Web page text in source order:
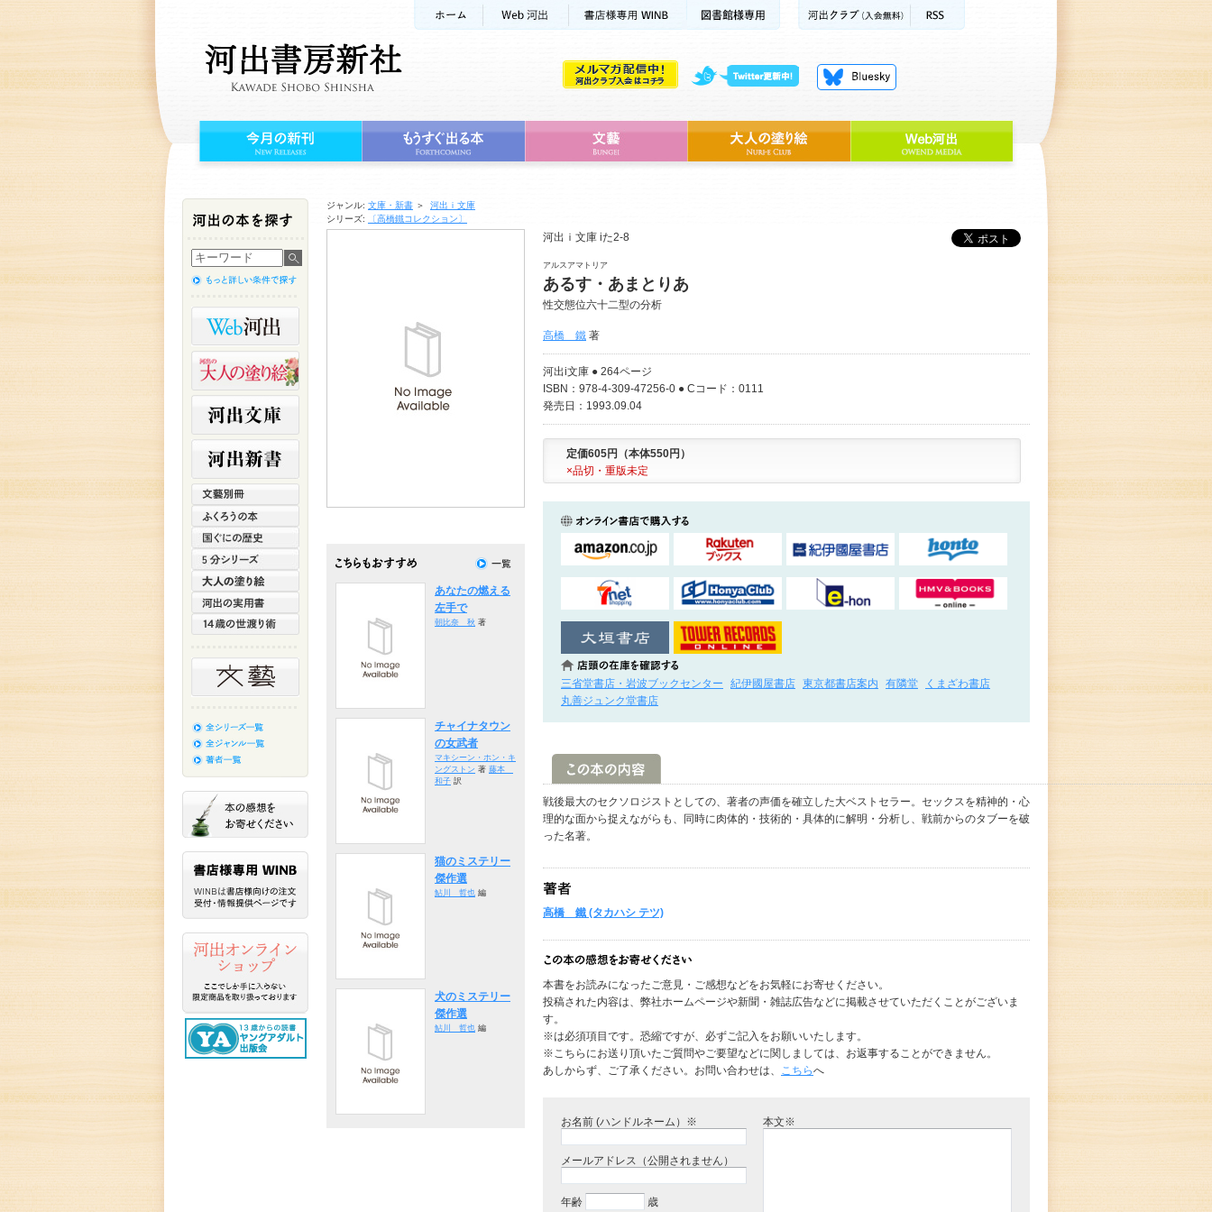
ジャンル: 文庫・新書 ＞
河出ｉ文庫
シリーズ:
〔高橋鐵コレクション〕
河出ｉ文庫 iた2-8
アルスアマトリア
あるす・あまとりあ
性交態位六十二型の分析
高橋 鐵 著
河出i文庫 ● 264ページ
ISBN：978-4-309-47256-0 ● Cコード：0111
発売日：1993.09.04
定価605円（本体550円）
×品切・重版未定
三省堂書店・岩波ブックセンター 紀伊國屋書店 東京都書店案内 有隣堂
くまざわ書店
丸善ジュンク堂書店
戦後最大のセクソロジストとしての、著者の声価を確立した大ベストセラー。セックスを精神的・心
理的な面から捉えながらも、同時に肉体的・技術的・具体的に解明・分析し、戦前からのタブーを破
った名著。
高橋 鐵 (タカハシ テツ)
本書をお読みになったご意見・ご感想などをお気軽にお寄せください。
投稿された内容は、弊社ホームページや新聞・雑誌広告などに掲載させていただくことがございま
す。
※は必須項目です。恐縮ですが、必ずご記入をお願いいたします。
※こちらにお送り頂いたご質問やご要望などに関しましては、お返事することができません。
あしからず、ご了承ください。お問い合わせは、 こちらへ
お名前 (ハンドルネーム）※
メールアドレス（公開されません）
年齢 歳
本文※
あなたの燃える
左手で
朝比奈 秋 著
チャイナタウン
の女武者
マキシーン・ホン・キ
ングストン 著 藤本
和子 訳
猫のミステリー
傑作選
鮎川 哲也 編
犬のミステリー
傑作選
鮎川 哲也 編